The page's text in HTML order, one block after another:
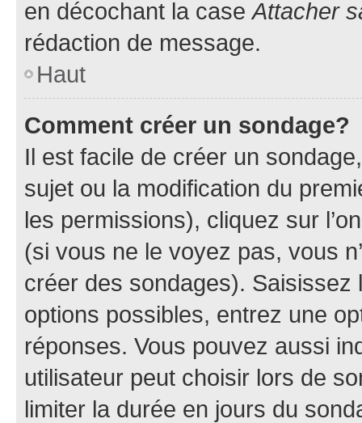
en décochant la caseAttacher
rédaction de message.
Haut
Comment créer un sondage?
Il est facile de créer un
sujet ou la modification du
les permissions), cliquez sur
(si vous ne le voyez pas, vous
créer des sondages).
options possibles, entrez une
réponses. Vous pouvez aussi
utilisateur peut choisir lors de
limiter la durée en jours du